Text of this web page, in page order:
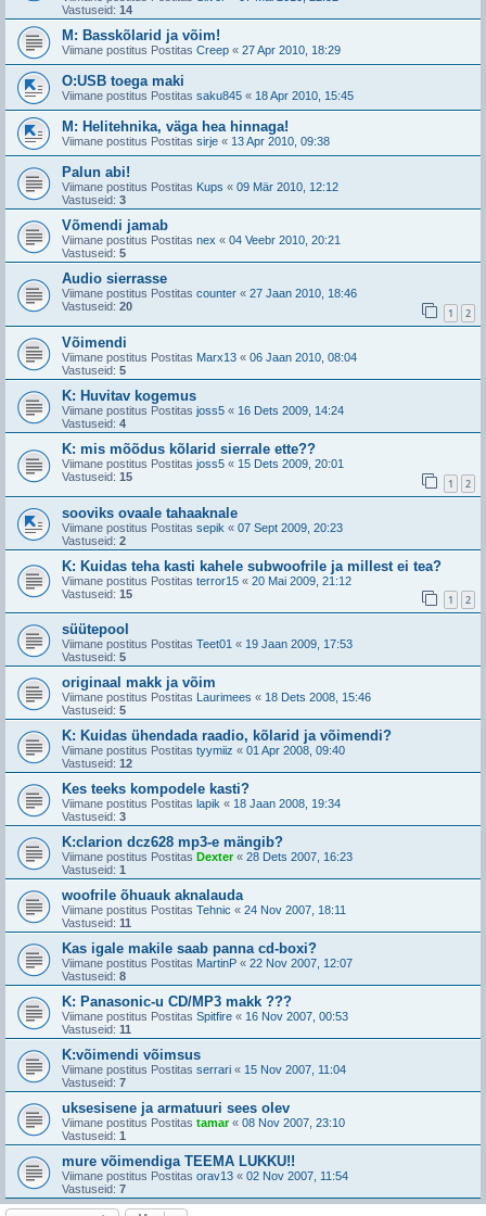
Vastuseid: 14
M: Basskõlarid ja võim!
Viimane postitus Postitas Creep « 27 Apr 2010, 18:29
O:USB toega maki
Viimane postitus Postitas saku845 « 18 Apr 2010, 15:45
M: Helitehnika, väga hea hinnaga!
Viimane postitus Postitas sirje « 13 Apr 2010, 09:38
Palun abi!
Viimane postitus Postitas Kups « 09 Mär 2010, 12:12
Vastuseid: 3
Võmendi jamab
Viimane postitus Postitas nex « 04 Veebr 2010, 20:21
Vastuseid: 5
Audio sierrasse
Viimane postitus Postitas counter « 27 Jaan 2010, 18:46
Vastuseid: 20 1 2
Võimendi
Viimane postitus Postitas Marx13 « 06 Jaan 2010, 08:04
Vastuseid: 5
K: Huvitav kogemus
Viimane postitus Postitas joss5 « 16 Dets 2009, 14:24
Vastuseid: 4
K: mis mõõdus kõlarid sierrale ette??
Viimane postitus Postitas joss5 « 15 Dets 2009, 20:01
Vastuseid: 15 1 2
sooviks ovaale tahaaknale
Viimane postitus Postitas sepik « 07 Sept 2009, 20:23
Vastuseid: 2
K: Kuidas teha kasti kahele subwoofrile ja millest ei tea?
Viimane postitus Postitas terror15 « 20 Mai 2009, 21:12
Vastuseid: 15 1 2
süütepool
Viimane postitus Postitas Teet01 « 19 Jaan 2009, 17:53
Vastuseid: 5
originaal makk ja võim
Viimane postitus Postitas Laurimees « 18 Dets 2008, 15:46
Vastuseid: 5
K: Kuidas ühendada raadio, kõlarid ja võimendi?
Viimane postitus Postitas tyymiiz « 01 Apr 2008, 09:40
Vastuseid: 12
Kes teeks kompodele kasti?
Viimane postitus Postitas lapik « 18 Jaan 2008, 19:34
Vastuseid: 3
K:clarion dcz628 mp3-e mängib?
Viimane postitus Postitas Dexter« 28 Dets 2007, 16:23
Vastuseid: 1
woofrile õhuauk aknalauda
Viimane postitus Postitas Tehnic « 24 Nov 2007, 18:11
Vastuseid: 11
Kas igale makile saab panna cd-boxi?
Viimane postitus Postitas MartinP « 22 Nov 2007, 12:07
Vastuseid: 8
K: Panasonic-u CD/MP3 makk ???
Viimane postitus Postitas Spitfire « 16 Nov 2007, 00:53
Vastuseid: 11
K:võimendi võimsus
Viimane postitus Postitas serrari « 15 Nov 2007, 11:04
Vastuseid: 7
uksesisene ja armatuuri sees olev
Viimane postitus Postitas tamar« 08 Nov 2007, 23:10
Vastuseid: 1
mure võimendiga TEEMA LUKKU!!
Viimane postitus Postitas orav13 « 02 Nov 2007, 11:54
Vastuseid: 7